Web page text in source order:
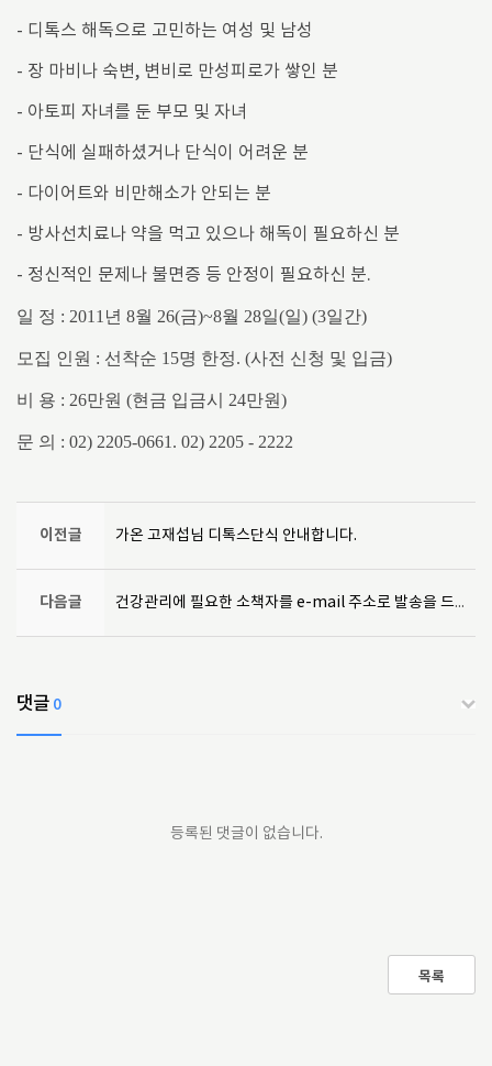
- 디톡스 해독으로 고민하는 여성 및 남성
- 장 마비나 숙변, 변비로 만성피로가 쌓인 분
- 아토피 자녀를 둔 부모 및 자녀
- 단식에 실패하셨거나 단식이 어려운 분
- 다이어트와 비만해소가 안되는 분
- 방사선치료나 약을 먹고 있으나 해독이 필요하신 분
- 정신적인 문제나 불면증 등 안정이 필요하신 분.
일 정 : 2011년 8월 26(금)~8월 28일(일) (3일간)
모집 인원 : 선착순 15명 한정. (사전 신청 및 입금)
비 용 : 26만원 (현금 입금시 24만원)
문 의 : 02) 2205-0661. 02) 2205 - 2222
이전글 가온 고재섭님 디톡스단식 안내합니다.
다음글 건강관리에 필요한 소책자를 e-mail 주소로 발송을 드립니다.
댓글 0
등록된 댓글이 없습니다.
목록